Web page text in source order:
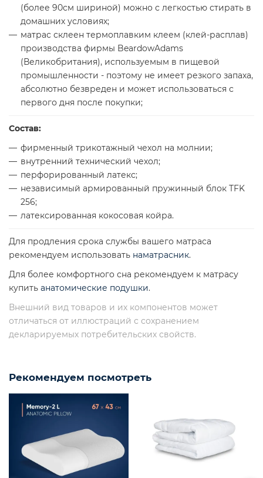
(более 90см шириной) можно с легкостью стирать в
домашних условиях;
матрас склеен термоплавким клеем (клей-расплав)
производства фирмы BeardowAdams
(Великобритания), используемым в пищевой
промышленности - поэтому не имеет резкого запаха,
абсолютно безвреден и может использоваться с
первого дня после покупки;
Состав:
фирменный трикотажный чехол на молнии;
внутренний технический чехол;
перфорированный латекс;
независимый армированный пружинный блок TFK
256;
латексированная кокосовая койра.
Для продления срока службы вашего матраса
рекомендуем использовать наматрасник.
Для более комфортного сна рекомендуем к матрасу
купить анатомические подушки.
Внешний вид товаров и их компонентов может
отличаться от иллюстраций с сохранением
декларируемых потребительских свойств.
Рекомендуем посмотреть